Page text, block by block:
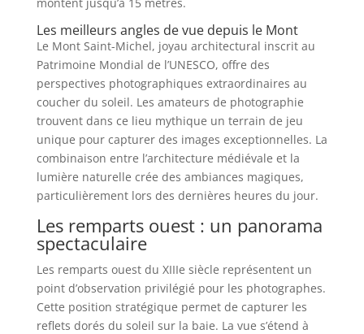
Les meilleurs angles de vue depuis le Mont
Le Mont Saint-Michel, joyau architectural inscrit au
Patrimoine Mondial de l’UNESCO, offre des
perspectives photographiques extraordinaires au
coucher du soleil. Les amateurs de photographie
trouvent dans ce lieu mythique un terrain de jeu
unique pour capturer des images exceptionnelles. La
combinaison entre l’architecture médiévale et la
lumière naturelle crée des ambiances magiques,
particulièrement lors des dernières heures du jour.
Les remparts ouest : un panorama
spectaculaire
Les remparts ouest du XIIIe siècle représentent un
point d’observation privilégié pour les photographes.
Cette position stratégique permet de capturer les
reflets dorés du soleil sur la baie. La vue s’étend à